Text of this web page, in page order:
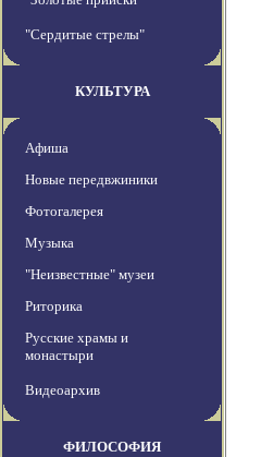
"Сердитые стрелы"
КУЛЬТУРА
Афиша
Новые передвжиники
Фотогалерея
Музыка
"Неизвестные" музеи
Риторика
Русские храмы и
монастыри
Видеоархив
ФИЛОСОФИЯ